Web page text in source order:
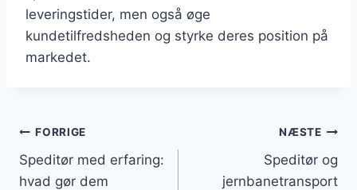
leveringstider, men også øge
kundetilfredsheden og styrke deres position på
markedet.
Indlægsnavigation
FORRIGE
Speditør med erfaring:
hvad gør dem
NÆSTE
Speditør og
jernbanetransport